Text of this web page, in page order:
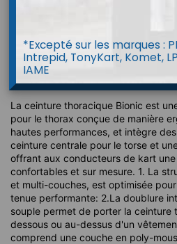
Protège côtes
La ceinture thoracique Bionic est
pour le thorax conçue de manière
hautes performances, et intègre
ceinture centrale pour le torse et
offrant aux conducteurs de kart
confortables et sur mesure. 1. La
et multi-couches, est optimisée
tenue performante: 2.La doublure
souple permet de porter la ceinture
dessous ou au-dessus d'un
comprend une couche en poly-
*Excepté sur les marques :
Intrepid, TonyKart, Komet, LP
IAME